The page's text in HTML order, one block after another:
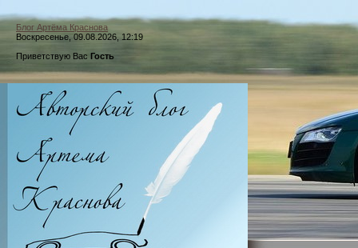
Блог Артёма Краснова
Воскресенье, 09.08.2026, 12:19
Приветствую Вас Гость